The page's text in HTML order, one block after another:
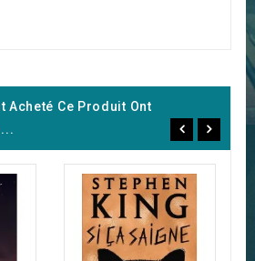
Acheté Ce Produit Ont